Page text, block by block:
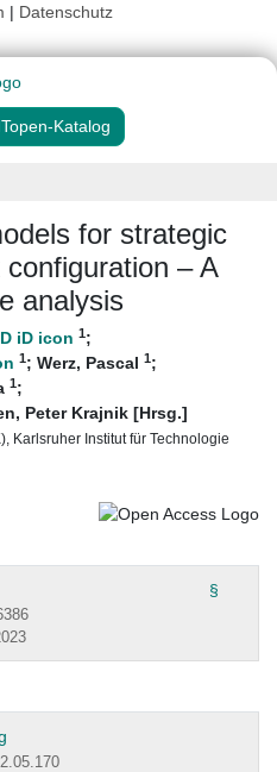
| Datenschutz
Katalog
for strategic
– A
analysis
1;
1; Werz, Pascal 1;
1;
Peter Krajnik [Hrsg.]
Karlsruher Institut für Technologie
§